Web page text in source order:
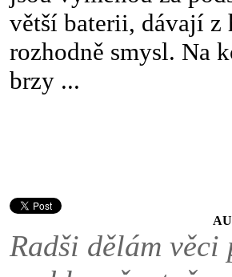
větší baterii, dávají z
rozhodně smysl. Na
brzy ...
Radši dělám